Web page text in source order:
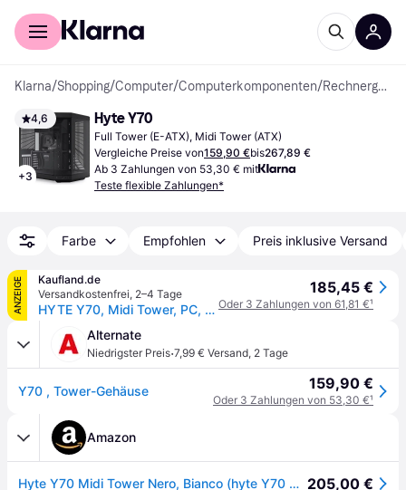
Für Shopper
Klarna/Shopping/Computer/Computerkomponenten/ Rechnergehäuse
4,6
+3
Hyte Y70
Full Tower (E-ATX), Midi Tower (ATX)
Vergleiche Preise von159,90 €bis267,89 €
Ab 3 Zahlungen von 53,30 € mit
Teste flexible Zahlungen*
Farbe Empfohlen Preis inklusive Versand
ANZEIGE
Kaufland.de
Versandkostenfrei, 2–4 Tage
HYTE Y70, Midi Tower, PC, Blau, ATX, EATX, ITX, micro ATX, 18 cm, 42,2 cm
185,45 €
Oder 3 Zahlungen von 61,81 €¹
Alternate
Niedrigster Preis·7,99 € Versand, 2 Tage
Y70 , Tower-Gehäuse 159,90 €
Oder 3 Zahlungen von 53,30 €¹
Amazon
Hyte Y70 Midi Tower Nero, Bianco (hyte Y70 Dual Chamber MiD-Tower Atx Case - White/black) 205,00 €